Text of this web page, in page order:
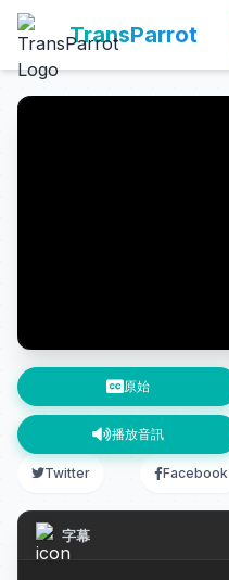
TransParrot
原始
播放音訊
Twitter Facebook
字幕